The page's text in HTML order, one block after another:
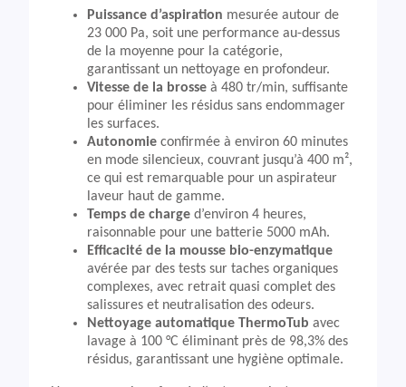
Puissance d’aspiration mesurée autour de
23 000 Pa, soit une performance au-dessus
de la moyenne pour la catégorie,
garantissant un nettoyage en profondeur.
Vitesse de la brosse à 480 tr/min, suffisante
pour éliminer les résidus sans endommager
les surfaces.
Autonomie confirmée à environ 60 minutes
en mode silencieux, couvrant jusqu’à 400 m²,
ce qui est remarquable pour un aspirateur
laveur haut de gamme.
Temps de charge d’environ 4 heures,
raisonnable pour une batterie 5000 mAh.
Efficacité de la mousse bio-enzymatique
avérée par des tests sur taches organiques
complexes, avec retrait quasi complet des
salissures et neutralisation des odeurs.
Nettoyage automatique ThermoTub avec
lavage à 100 °C éliminant près de 98,3% des
résidus, garantissant une hygiène optimale.